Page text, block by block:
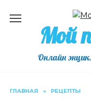
содержаниюМой
Онлайн
ГЛАВНАЯ » РЕЦЕПТЫ